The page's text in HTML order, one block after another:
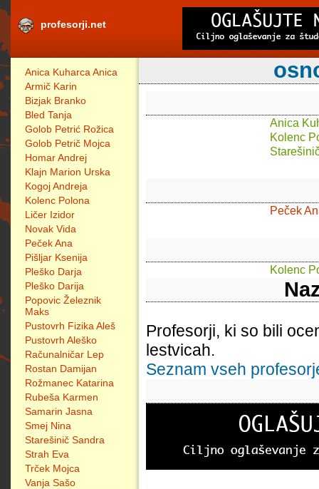
profesorji.net
Anica Kuharca Anica
Armič Karin
Bizjak Branko
Bled Tanja
Golob Petrić Rožica
Golob Petrič Mojca
Homar Andrej
Klajn Marion Urska
Kogoj Andreja
Kolenc Polona
Ličer Izidor
Novak Vida
Peček Ana
Pišljar Ksenija
Pleško Darja
Pleško Darija
Popovic Železnik
Maks
Pustovrh Fizika Aleš
Pustovrh Aleško
Računalničar Lep
Rostan Damijan
Rožmanec Katarina
Rubeša Karmen
Samarin Jasna
Smej Nina
Starešinič Sandra
Strah Eva
Trček Mojca
Vanja Sašo
Anica
Kolenc
Peček
Kolenc
Profesorji, ki so bili
lestvicah.
Seznam vseh